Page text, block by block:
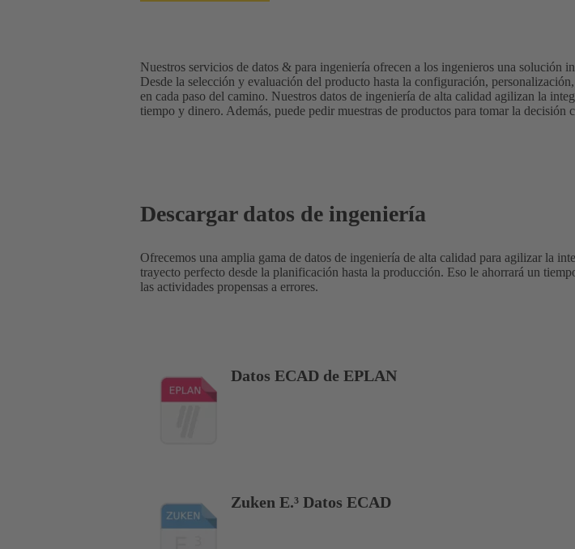
Nuestros servicios de datos & para ingeniería ofrecen a los ingenieros una solución
Desde la selección y evaluación del producto hasta la configuración,
en cada paso del camino. Nuestros datos de ingeniería de alta calidad agilizan la
tiempo y dinero. Además, puede pedir muestras de productos para tomar la decisión
Descargar datos de ingeniería
Ofrecemos una amplia gama de datos de ingeniería de alta calidad para agilizar la
trayecto perfecto desde la planificación hasta la producción. Eso le ahorrará un
las actividades propensas a errores.
Datos ECAD de EPLAN
Zuken E.³ Datos ECAD